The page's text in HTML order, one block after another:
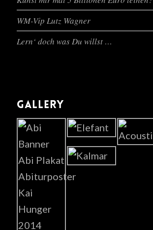
WM-Vip Lutz Wagner
Lern‘ doch was Du willst …
GALLERY